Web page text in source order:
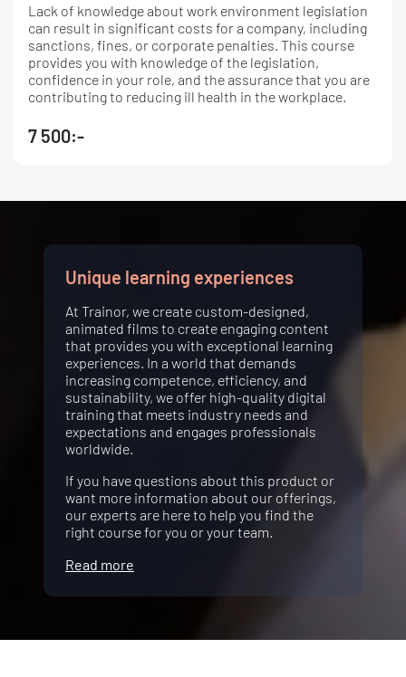
Lack of knowledge about work environment legislation
can result in significant costs for a company, including
sanctions, fines, or corporate penalties. This course
provides you with knowledge of the legislation,
confidence in your role, and the assurance that you are
contributing to reducing ill health in the workplace.
7 500:-
Unique learning experiences
At Trainor, we create custom-designed,
animated films to create engaging content
that provides you with exceptional learning
experiences. In a world that demands
increasing competence, efficiency, and
sustainability, we offer high-quality digital
training that meets industry needs and
expectations and engages professionals
worldwide.
If you have questions about this product or
want more information about our offerings,
our experts are here to help you find the
right course for you or your team.
Read more